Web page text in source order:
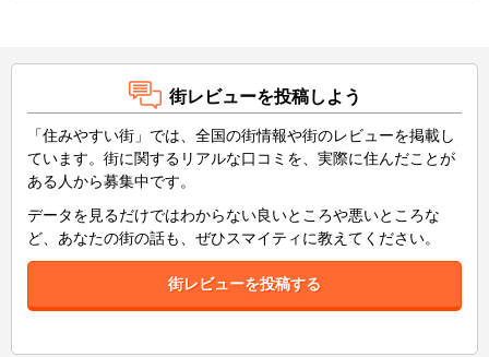
街レビューを投稿しよう
「住みやすい街」では、全国の街情報や街のレビューを掲載し
ています。街に関するリアルな口コミを、実際に住んだことが
ある人から募集中です。
データを見るだけではわからない良いところや悪いところな
ど、あなたの街の話も、ぜひスマイティに教えてください。
街レビューを投稿する